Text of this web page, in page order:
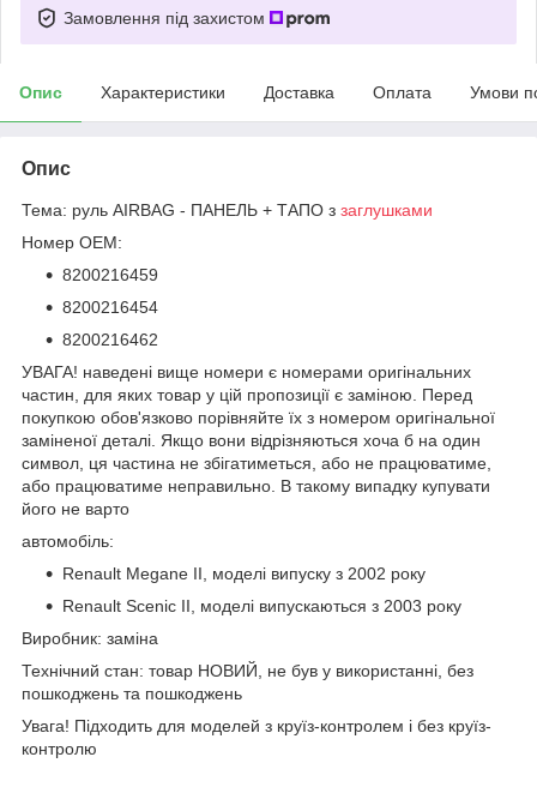
Замовлення під захистом
Опис Характеристики Доставка Оплата Умови
Опис
Тема: руль AIRBAG - ПАНЕЛЬ + ТАПО з заглушками
Номер OEM:
8200216459
8200216454
8200216462
УВАГА! наведені вище номери є номерами оригінальних
частин, для яких товар у цій пропозиції є заміною. Перед
покупкою обов'язково порівняйте їх з номером оригінальної
заміненої деталі. Якщо вони відрізняються хоча б на один
символ, ця частина не збігатиметься, або не працюватиме,
або працюватиме неправильно. В такому випадку купувати
його не варто
автомобіль:
Renault Megane II, моделі випуску з 2002 року
Renault Scenic II, моделі випускаються з 2003 року
Виробник: заміна
Технічний стан: товар НОВИЙ, не був у використанні, без
пошкоджень та пошкоджень
Увага! Підходить для моделей з круїз-контролем і без круїз-
контролю